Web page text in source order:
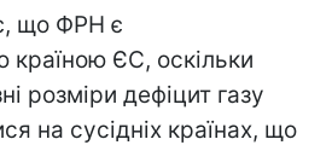
що ФРН є
країною ЄС, оскільки
розміри дефіцит газу
на сусідніх країнах, що